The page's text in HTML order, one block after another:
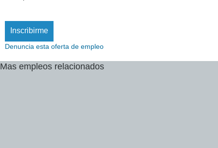
Inscribirme
Denuncia esta oferta de empleo
Mas empleos relacionados